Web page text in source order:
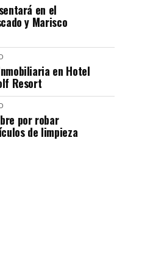
en el
y Marisco
en Hotel
Resort
por robar
de limpieza